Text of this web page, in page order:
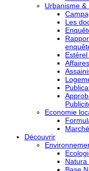
Urbanisme &
Les
Estérel
Economie
Découvrir
Natura